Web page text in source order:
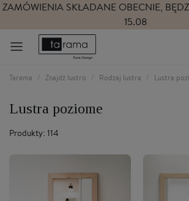
ZAMÓWIENIA SKŁADANE OBECNIE,
15.08
Tarama Znajdź lustro Rodzaj lustra Lustra
Lustra poziome
Produkty: 114